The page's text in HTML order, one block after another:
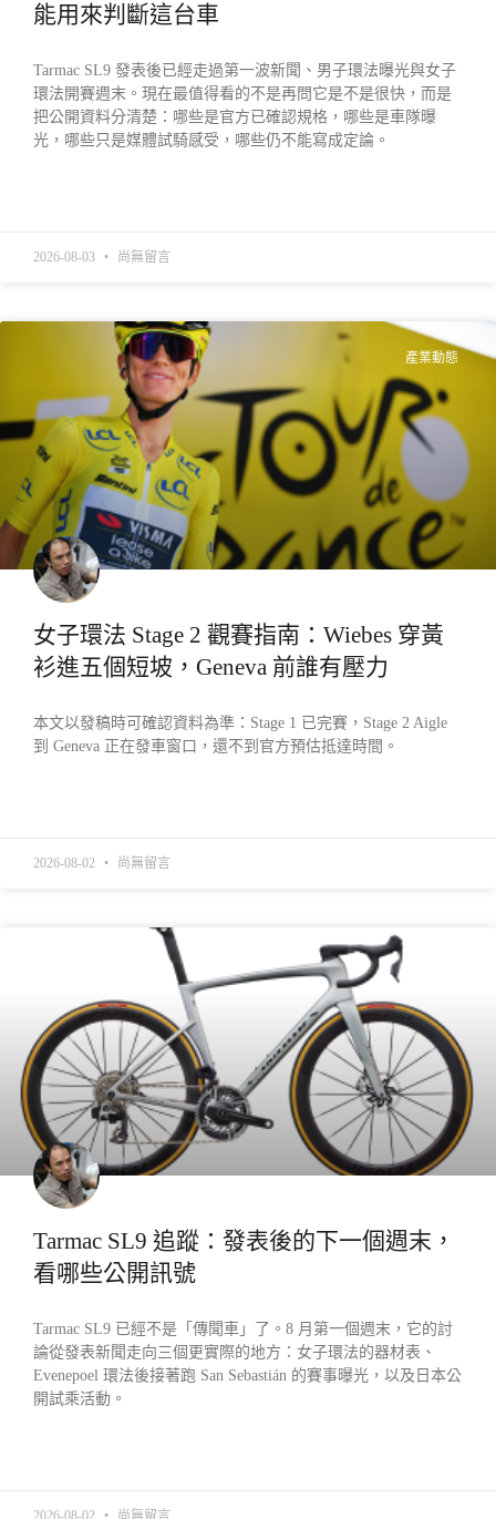
能用來判斷這台車
Tarmac SL9 發表後已經走過第一波新聞、男子環法曝光與女子
環法開賽週末。現在最值得看的不是再問它是不是很快，而是
把公開資料分清楚：哪些是官方已確認規格，哪些是車隊曝
光，哪些只是媒體試騎感受，哪些仍不能寫成定論。
2026-08-03 尚無留言
產業動態
女子環法 Stage 2 觀賽指南：Wiebes 穿黃
衫進五個短坡，Geneva 前誰有壓力
本文以發稿時可確認資料為準：Stage 1 已完賽，Stage 2 Aigle
到 Geneva 正在發車窗口，還不到官方預估抵達時間。
2026-08-02 尚無留言
Tarmac SL9 追蹤：發表後的下一個週末，
看哪些公開訊號
Tarmac SL9 已經不是「傳聞車」了。8 月第一個週末，它的討
論從發表新聞走向三個更實際的地方：女子環法的器材表、
Evenepoel 環法後接著跑 San Sebastián 的賽事曝光，以及日本公
開試乘活動。
2026-08-02 尚無留言